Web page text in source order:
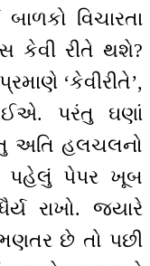
વિચારતા
કેવી રીતે થશે?
‘કેવીરીતે’,
પરંતુ ઘણાં
અતિ હલચલનો
પેપર ખૂબ
રાખો. જ્યારે
ભણતર છે તો પછી